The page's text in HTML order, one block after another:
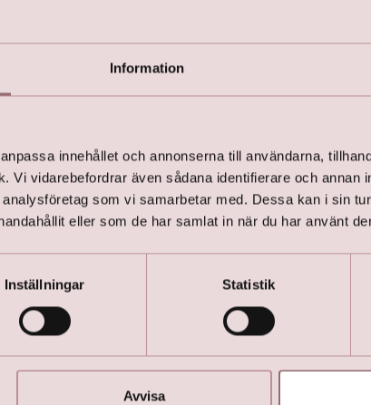
Information
innehållet och annonserna till användarna,
Vi vidarebefordrar även sådana identifierare och annan
som vi samarbetar med. Dessa kan i sin
eller som de har samlat in när du har använt
Inställningar Statistik
Avvisa
och Jumpsuits
och lyxiga byxdressar som är
efter en tidlös, elegant klänning eller en modern